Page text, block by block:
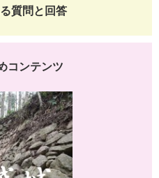
質問と回答
コンテンツ